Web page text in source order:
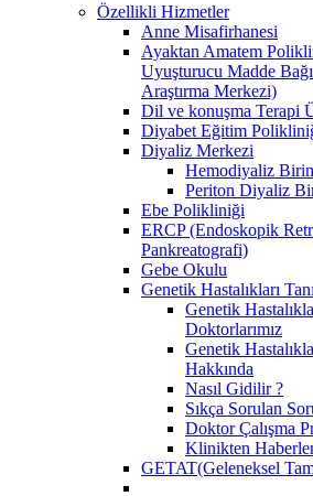
Özellikli Hizmetler
Anne Misafirhanesi
Ayaktan Amatem
Uyuşturucu Madde
Araştırma Merkezi)
Dil ve konuşma Terapi
Diyabet Eğitim
Diyaliz Merkezi
Hemodiyaliz
Periton Diyaliz
Ebe Polikliniği
ERCP (Endoskopik
Pankreatografi)
Gebe Okulu
Genetik Hastalıkları
Genetik
Doktorlarımız
Genetik
Hakkında
Nasıl Gidilir ?
Sıkça Sorulan
Doktor Çalışma
Klinikten
GETAT(Geleneksel